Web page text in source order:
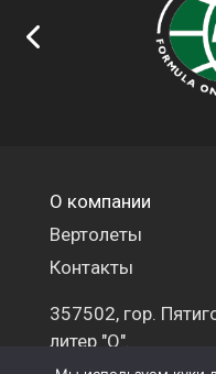
О компании
Вертолеты
Контакты
357502, гор.
литер "О".